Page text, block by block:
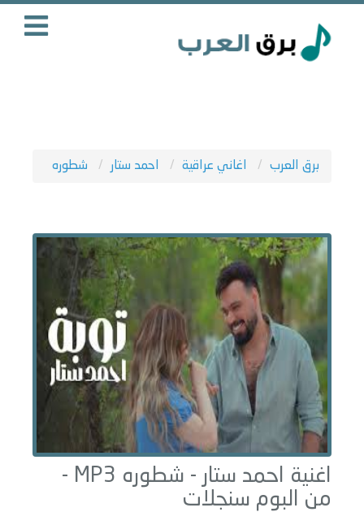
برق العرب اغاني عراقية احمد ستار شطوره
اغنية احمد ستار - شطوره
MP3 -
من البوم سنجلات